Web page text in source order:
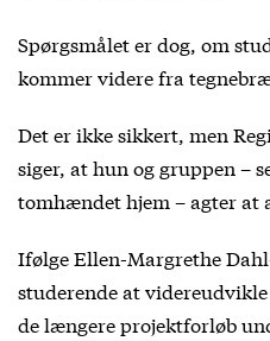
Spørgsmålet er dog, om
kommer videre fra
Det er ikke sikkert, men
siger, at hun og gruppen –
tomhændet hjem – agter at
Ifølge Ellen-Margrethe
studerende at
de længere projektforløb